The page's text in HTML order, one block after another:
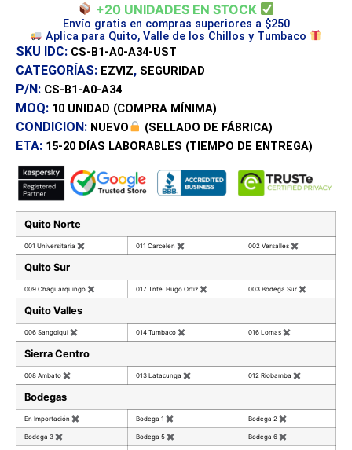
+20 UNIDADES EN STOCK
Envío gratis en compras superiores a $250
Aplica para Quito, Valle de los Chillos y Tumbaco
SKU IDC: CS-B1-A0-A34-UST
CATEGORÍAS: EZVIZ, SEGURIDAD
P/N: CS-B1-A0-A34
MOQ: 10 UNIDAD (COMPRA MÍNIMA)
CONDICION: NUEVO (SELLADO DE FÁBRICA)
ETA: 15-20 DÍAS LABORABLES (TIEMPO DE ENTREGA)
Quito Norte
001 Universitaria ✖ 011 Carcelen ✖ 002 Versalles ✖
Quito Sur
009 Chaguarquingo ✖ 017 Tnte. Hugo Ortiz ✖ 003 Bodega Sur ✖
Quito Valles
006 Sangolqui ✖ 014 Tumbaco ✖ 016 Lomas ✖
Sierra Centro
008 Ambato ✖ 013 Latacunga ✖ 012 Riobamba ✖
Bodegas
En Importación ✖ Bodega 1 ✖ Bodega 2 ✖
Bodega 3 ✖ Bodega 5 ✖ Bodega 6 ✖